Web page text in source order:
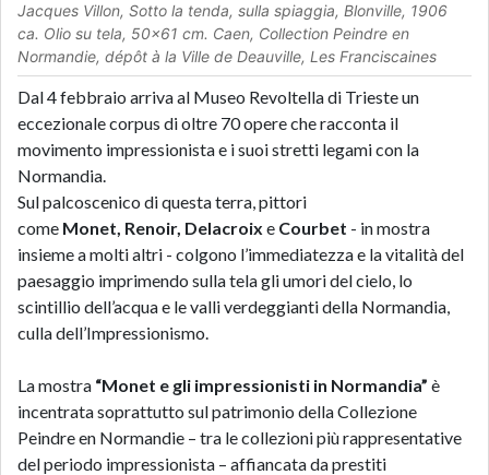
Jacques Villon, Sotto la tenda, sulla spiaggia, Blonville, 1906
ca. Olio su tela, 50x61 cm. Caen, Collection Peindre en
Normandie, dépôt à la Ville de Deauville, Les Franciscaines
Dal4 febbraio arriva al Museo Revoltelladi Triesteun
eccezionalecorpus dioltre 70 opereche racconta il
movimento impressionista e i suoi stretti legami con la
Normandia.
Sul palcoscenico di questa terra, pittori
come Monet, Renoir, Delacroix e Courbet - in mostra
insieme a molti altri - colgono l’immediatezza e la vitalità del
paesaggio imprimendo sulla tela gli umori del cielo, lo
scintillio dell’acqua e le valli verdeggianti della Normandia,
culla dell’Impressionismo.
La mostra “Monet e gli impressionisti in Normandia” è
incentrata soprattutto sul patrimonio dellaCollezione
Peindre en Normandie – tra le collezioni più rappresentative
del periodo impressionista – affiancata da prestiti